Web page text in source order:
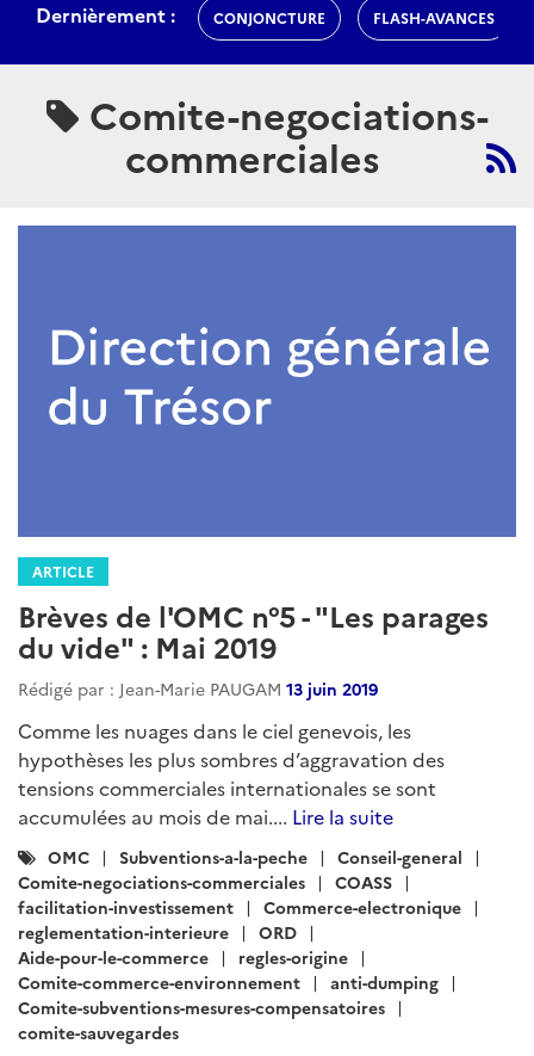
Dernièrement : CONJONCTURE FLASH-AVANCES
Comite-negociations-
commerciales
ARTICLE
Brèves de l'OMC n°5 - "Les parages
du vide" : Mai 2019
Rédigé par : Jean-Marie PAUGAM 13 juin 2019
Comme les nuages dans le ciel genevois, les
hypothèses les plus sombres d’aggravation des
tensions commerciales internationales se sont
accumulées au mois de mai.... Lire la suite
Catégories
:
OMC Subventions-a-la-peche
Conseil-general
Comite-negociations-commerciales
COASS
facilitation-investissement
Commerce-electronique
reglementation-interieure
ORD
Aide-pour-le-commerce
regles-origine
Comite-commerce-environnement
anti-dumping
Comite-subventions-mesures-compensatoires
comite-sauvegardes